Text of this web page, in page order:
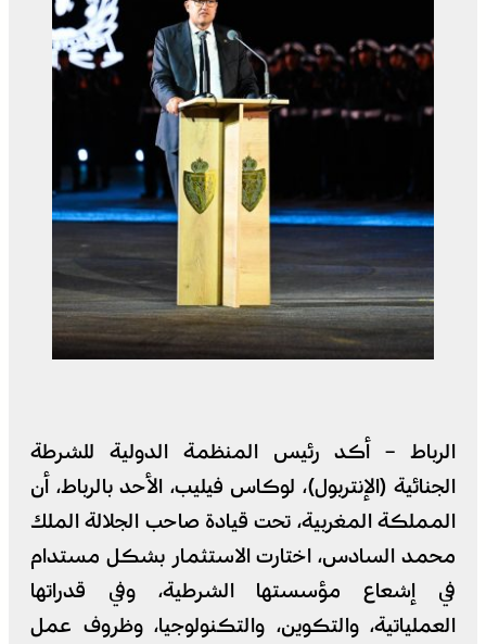
الرباط – أكد رئيس المنظمة الدولية للشرطة
الجنائية (الإنتربول)، لوكاس فيليب، الأحد بالرباط، أن
المملكة المغربية، تحت قيادة صاحب الجلالة الملك
محمد السادس، اختارت الاستثمار بشكل مستدام
في إشعاع مؤسستها الشرطية، وفي قدراتها
العملياتية، والتكوين، والتكنولوجيا، وظروف عمل